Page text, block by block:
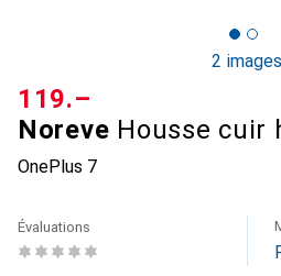
2 images
Noreve Housse cuir
OnePlus 7
CHF
119.–
Évaluations